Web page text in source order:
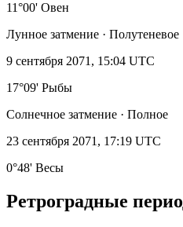
11°00' Овен
Лунное затмение · Полутеневое
9 сентября 2071, 15:04 UTC
17°09' Рыбы
Солнечное затмение · Полное
23 сентября 2071, 17:19 UTC
0°48' Весы
Ретроградные